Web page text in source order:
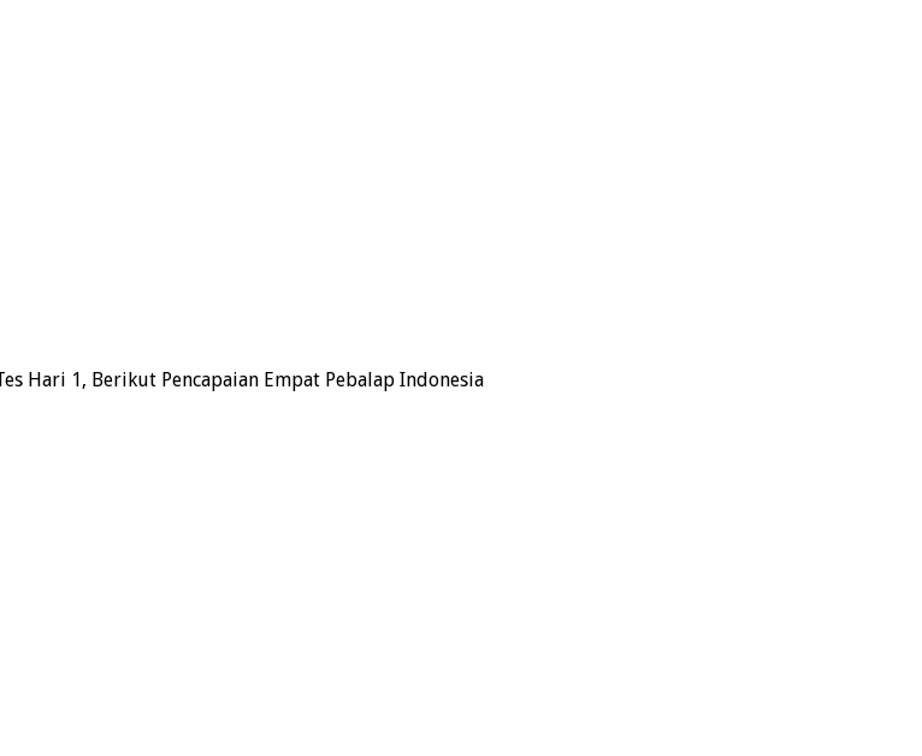
Hari 1, Berikut Pencapaian Empat Pebalap Indonesia